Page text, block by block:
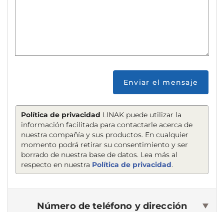
Enviar el mensaje
Política de privacidad LINAK puede utilizar la
información facilitada para contactarle acerca de
nuestra compañía y sus productos. En cualquier
momento podrá retirar su consentimiento y ser
borrado de nuestra base de datos. Lea más al
respecto en nuestra Política de privacidad.
Número de teléfono y dirección